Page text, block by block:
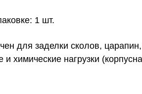
1 шт.
для заделки сколов,
и химические нагрузки